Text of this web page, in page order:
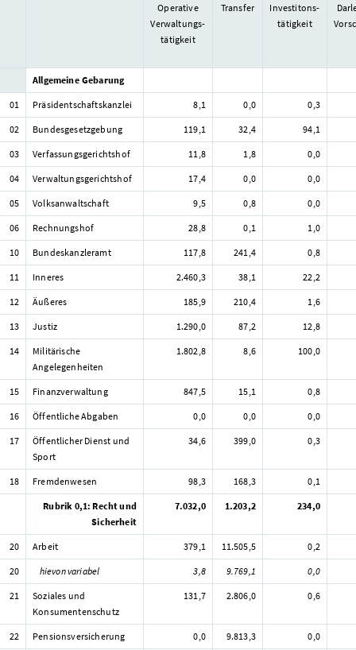
Operative
Verwaltungs-
tätigkeit
Transfer
Investitons-
tätigkeit
Allgemeine Gebarung
01 Präsidentschaftskanzlei 8,1 0,0 0,3
02 Bundesgesetzgebung 119,1 32,4 94,1
03 Verfassungsgerichtshof 11,8 1,8 0,0
04 Verwaltungsgerichtshof 17,4 0,0 0,0
05 Volksanwaltschaft 9,5 0,8 0,0
06 Rechnungshof 28,8 0,1 1,0
10 Bundeskanzleramt 117,8 241,4 0,8
11 Inneres 2.460,3 38,1 22,2
12 Äußeres 185,9 210,4 1,6
13 Justiz 1.290,0 87,2 12,8
14
Militärische
Angelegenheiten
1.802,8 8,6 100,0
15 Finanzverwaltung 847,5 15,1 0,8
16 Öffentliche Abgaben 0,0 0,0 0,0
17
Öffentlicher Dienst und
Sport
34,6 399,0 0,3
18 Fremdenwesen 98,3 168,3 0,1
Rubrik 0,1: Recht und
Sicherheit
7.032,0 1.203,2 234,0
20 Arbeit 379,1 11.505,5 0,2
20 hievon variabel 3,8 9.769,1 0,0
21
Soziales und
Konsumentenschutz
131,7 2.806,0 0,6
22 Pensionsversicherung 0,0 9.813,3 0,0